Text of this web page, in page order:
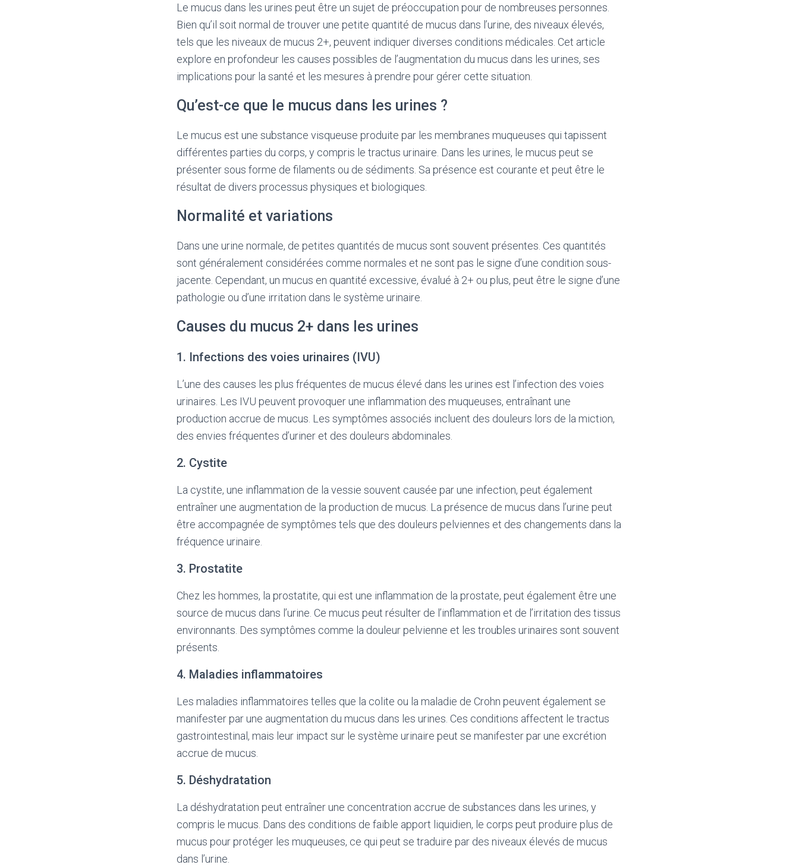
Le mucus dans les urines peut être un sujet de préoccupation pour de nombreuses personnes.
Bien qu’il soit normal de trouver une petite quantité de mucus dans l’urine, des niveaux élevés,
tels que les niveaux de mucus 2+, peuvent indiquer diverses conditions médicales. Cet article
explore en profondeur les causes possibles de l’augmentation du mucus dans les urines, ses
implications pour la santé et les mesures à prendre pour gérer cette situation.
Qu’est-ce que le mucus dans les urines ?
Le mucus est une substance visqueuse produite par les membranes muqueuses qui tapissent
différentes parties du corps, y compris le tractus urinaire. Dans les urines, le mucus peut se
présenter sous forme de filaments ou de sédiments. Sa présence est courante et peut être le
résultat de divers processus physiques et biologiques.
Normalité et variations
Dans une urine normale, de petites quantités de mucus sont souvent présentes. Ces quantités
sont généralement considérées comme normales et ne sont pas le signe d’une condition sous-
jacente. Cependant, un mucus en quantité excessive, évalué à 2+ ou plus, peut être le signe d’une
pathologie ou d’une irritation dans le système urinaire.
Causes du mucus 2+ dans les urines
1. Infections des voies urinaires (IVU)
L’une des causes les plus fréquentes de mucus élevé dans les urines est l’infection des voies
urinaires. Les IVU peuvent provoquer une inflammation des muqueuses, entraînant une
production accrue de mucus. Les symptômes associés incluent des douleurs lors de la miction,
des envies fréquentes d’uriner et des douleurs abdominales.
2. Cystite
La cystite, une inflammation de la vessie souvent causée par une infection, peut également
entraîner une augmentation de la production de mucus. La présence de mucus dans l’urine peut
être accompagnée de symptômes tels que des douleurs pelviennes et des changements dans la
fréquence urinaire.
3. Prostatite
Chez les hommes, la prostatite, qui est une inflammation de la prostate, peut également être une
source de mucus dans l’urine. Ce mucus peut résulter de l’inflammation et de l’irritation des tissus
environnants. Des symptômes comme la douleur pelvienne et les troubles urinaires sont souvent
présents.
4. Maladies inflammatoires
Les maladies inflammatoires telles que la colite ou la maladie de Crohn peuvent également se
manifester par une augmentation du mucus dans les urines. Ces conditions affectent le tractus
gastrointestinal, mais leur impact sur le système urinaire peut se manifester par une excrétion
accrue de mucus.
5. Déshydratation
La déshydratation peut entraîner une concentration accrue de substances dans les urines, y
compris le mucus. Dans des conditions de faible apport liquidien, le corps peut produire plus de
mucus pour protéger les muqueuses, ce qui peut se traduire par des niveaux élevés de mucus
dans l’urine.